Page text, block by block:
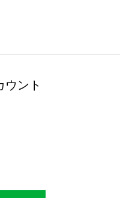
ウント